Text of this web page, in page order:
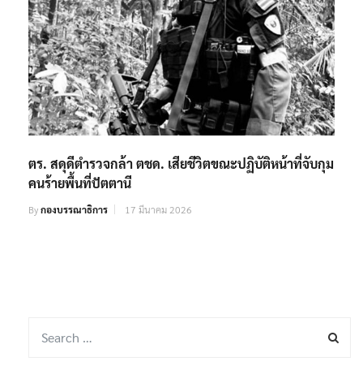
ตร. สดุดีตำรวจกล้า ตชด. เสียชีวิตขณะปฏิบัติหน้าที่จับกุม
คนร้ายพื้นที่ปัตตานี
Byกองบรรณาธิการ 17 มีนาคม 2026